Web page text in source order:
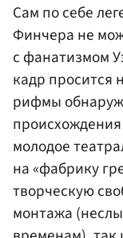
Сам по себе
Финчера не
с фанатизмом
кадр просится
рифмы
молодое
на «фабрику
творческую
монтажа